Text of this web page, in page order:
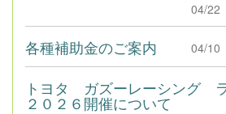
04/22
各種補助金のご案内 04/10
トヨタ ガズーレーシング
２０２６開催について